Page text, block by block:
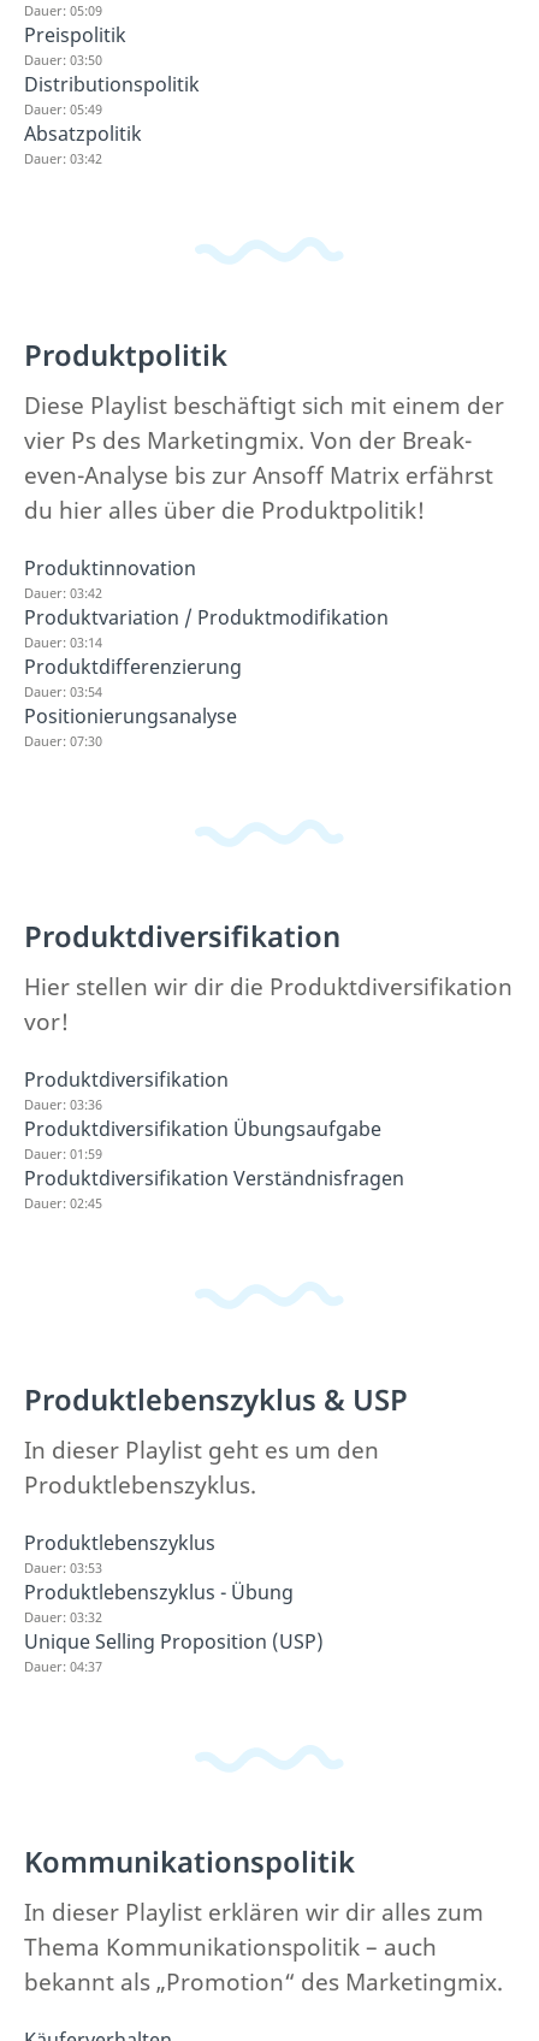
Dauer: 05:09
Preispolitik
Dauer: 03:50
Distributionspolitik
Dauer: 05:49
Absatzpolitik
Dauer: 03:42
Produktpolitik
Diese Playlist beschäftigt sich mit einem der
vier Ps des Marketingmix. Von der Break-
even-Analyse bis zur Ansoff Matrix erfährst
du hier alles über die Produktpolitik!
Produktinnovation
Dauer: 03:42
Produktvariation / Produktmodifikation
Dauer: 03:14
Produktdifferenzierung
Dauer: 03:54
Positionierungsanalyse
Dauer: 07:30
Produktdiversifikation
Hier stellen wir dir die Produktdiversifikation
vor!
Produktdiversifikation
Dauer: 03:36
Produktdiversifikation Übungsaufgabe
Dauer: 01:59
Produktdiversifikation Verständnisfragen
Dauer: 02:45
Produktlebenszyklus & USP
In dieser Playlist geht es um den
Produktlebenszyklus.
Produktlebenszyklus
Dauer: 03:53
Produktlebenszyklus - Übung
Dauer: 03:32
Unique Selling Proposition (USP)
Dauer: 04:37
Kommunikationspolitik
In dieser Playlist erklären wir dir alles zum
Thema Kommunikationspolitik – auch
bekannt als „Promotion“ des Marketingmix.